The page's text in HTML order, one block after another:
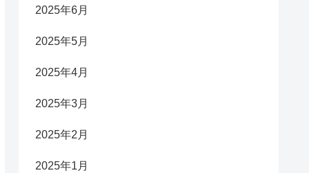
2025年6月
2025年5月
2025年4月
2025年3月
2025年2月
2025年1月